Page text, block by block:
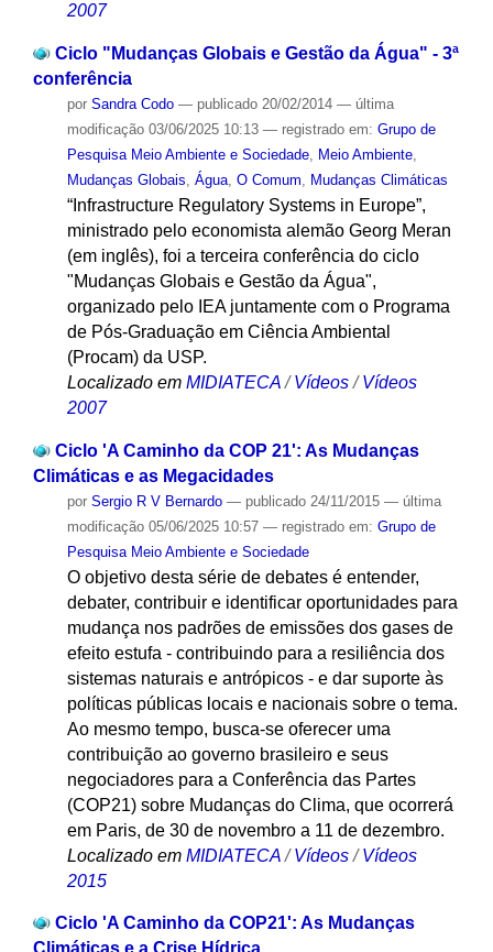
2007
Ciclo "Mudanças Globais e Gestão da Água" - 3ª
conferência
por Sandra Codo — publicado20/02/2014 — última
modificação03/06/2025 10:13 — registrado em: Grupo de
Pesquisa Meio Ambiente e Sociedade, Meio Ambiente,
Mudanças Globais, Água, O Comum, Mudanças Climáticas
“Infrastructure Regulatory Systems in Europe”,
ministrado pelo economista alemão Georg Meran
(em inglês), foi a terceira conferência do ciclo
"Mudanças Globais e Gestão da Água",
organizado pelo IEA juntamente com o Programa
de Pós-Graduação em Ciência Ambiental
(Procam) da USP.
Localizado em MIDIATECA /Vídeos /Vídeos
2007
Ciclo 'A Caminho da COP 21': As Mudanças
Climáticas e as Megacidades
por Sergio R V Bernardo — publicado24/11/2015 — última
modificação05/06/2025 10:57 — registrado em: Grupo de
Pesquisa Meio Ambiente e Sociedade
O objetivo desta série de debates é entender,
debater, contribuir e identificar oportunidades para
mudança nos padrões de emissões dos gases de
efeito estufa - contribuindo para a resiliência dos
sistemas naturais e antrópicos - e dar suporte às
políticas públicas locais e nacionais sobre o tema.
Ao mesmo tempo, busca-se oferecer uma
contribuição ao governo brasileiro e seus
negociadores para a Conferência das Partes
(COP21) sobre Mudanças do Clima, que ocorrerá
em Paris, de 30 de novembro a 11 de dezembro.
Localizado em MIDIATECA /Vídeos /Vídeos
2015
Ciclo 'A Caminho da COP21': As Mudanças